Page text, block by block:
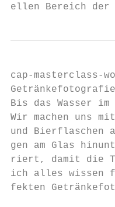
ellen Bereich der
cap-masterclass-
Getränkefotografie
Bis das Wasser im
Wir machen uns
und Bierflaschen
gen am Glas
riert, damit die
ich alles wissen
fekten